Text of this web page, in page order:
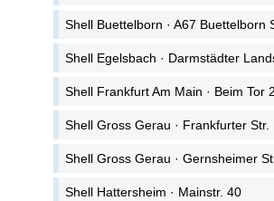
Shell Buettelborn · A67 Buettelborn
Shell Egelsbach · Darmstädter
Shell Frankfurt Am Main · Beim Tor
Shell Gross Gerau · Frankfurter Str.
Shell Gross Gerau · Gernsheimer
Shell Hattersheim · Mainstr. 40